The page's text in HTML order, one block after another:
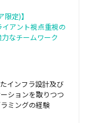
定)】
アント視点重視の
なチームワーク
インフラ設計及び
ションを取りつつ
ミングの経験